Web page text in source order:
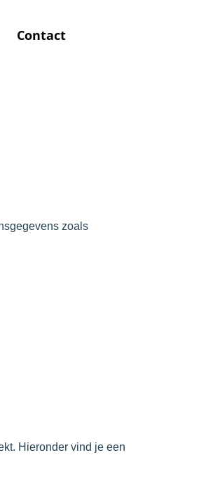
Contact
zoals
Hieronder vind je een